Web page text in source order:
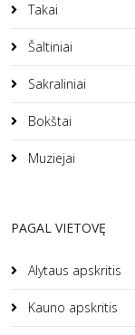
Takai
Šaltiniai
Sakraliniai
Bokštai
Muziejai
PAGAL VIETOVĘ
Alytaus apskritis
Kauno apskritis